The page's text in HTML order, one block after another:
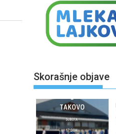
Skorašnje objave